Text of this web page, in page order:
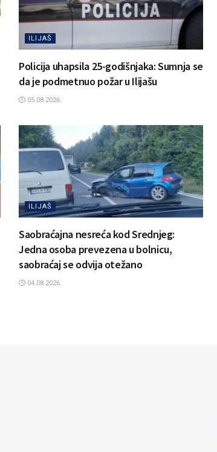
ILIJAŠ
Policija uhapsila 25-godišnjaka: Sumnja se
da je podmetnuo požar u Ilijašu
05.08.2026.
ILIJAŠ
Saobraćajna nesreća kod Srednjeg:
Jedna osoba prevezena u bolnicu,
saobraćaj se odvija otežano
04.08.2026.